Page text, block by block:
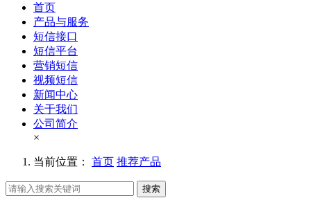
首页
产品与服务
短信接口
短信平台
营销短信
视频短信
新闻中心
关于我们
公司简介
×
当前位置： 首页 推荐产品
搜索